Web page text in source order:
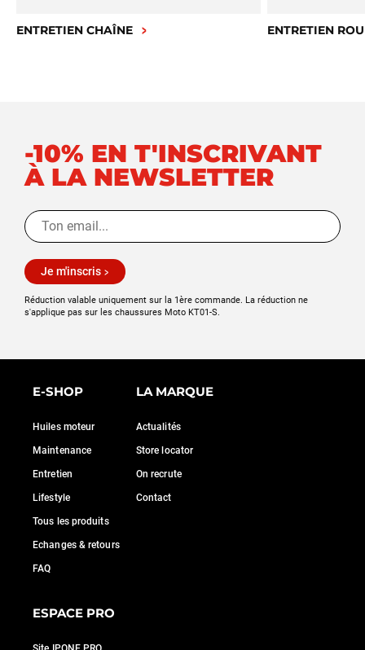
ENTRETIEN CHAÎNE ENTRETIEN
-10% EN T'INSCRIVANT
À LA NEWSLETTER
Je m'inscris
Réduction valable uniquement sur la 1ère commande. La réduction ne
s'applique pas sur les chaussures Moto KT01-S.
E-SHOP
Huiles moteur
Maintenance
Entretien
Lifestyle
Tous les produits
Echanges & retours
FAQ
LA MARQUE
Actualités
Store locator
On recrute
Contact
ESPACE PRO